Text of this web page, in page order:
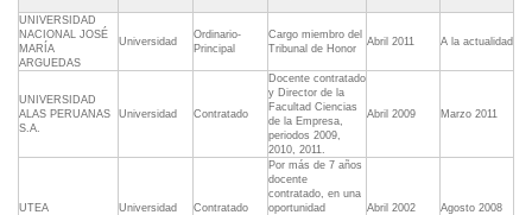
UNIVERSIDAD
NACIONAL JOSÉ
MARÍA
ARGUEDAS
Universidad
Ordinario-
Principal
Cargo miembro del
Tribunal de Honor
Abril 2011 A la actualidad
UNIVERSIDAD
ALAS PERUANAS
S.A.
Universidad Contratado
Docente contratado
y Director de la
Facultad Ciencias
de la Empresa,
periodos 2009,
2010, 2011.
Abril 2009 Marzo 2011
UTEA Universidad Contratado
Por más de 7 años
docente
contratado, en una
oportunidad
Abril 2002 Agosto 2008